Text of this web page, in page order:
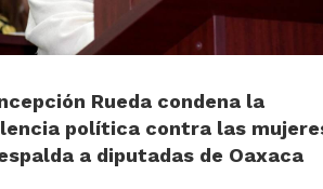
Rueda condena la
política contra las
a diputadas de Oaxaca